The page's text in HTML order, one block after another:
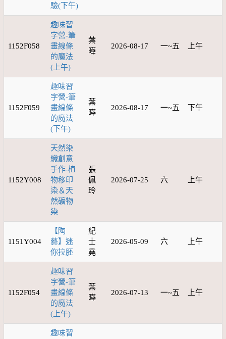
驗(下午)
1152F058
趣味習
字營-筆
畫線條
的魔法
(上午)
葉
曄
2026-08-17 一~五 上午
1152F059
趣味習
字營-筆
畫線條
的魔法
(下午)
葉
曄
2026-08-17 一~五 下午
1152Y008
天然染
織創意
手作-植
物移印
染＆天
然礦物
染
張
佩
玲
2026-07-25 六 上午
1151Y004
【陶
藝】迷
你拉胚
紀
士
堯
2026-05-09 六 上午
1152F054
趣味習
字營-筆
畫線條
的魔法
(上午)
葉
曄
2026-07-13 一~五 上午
趣味習